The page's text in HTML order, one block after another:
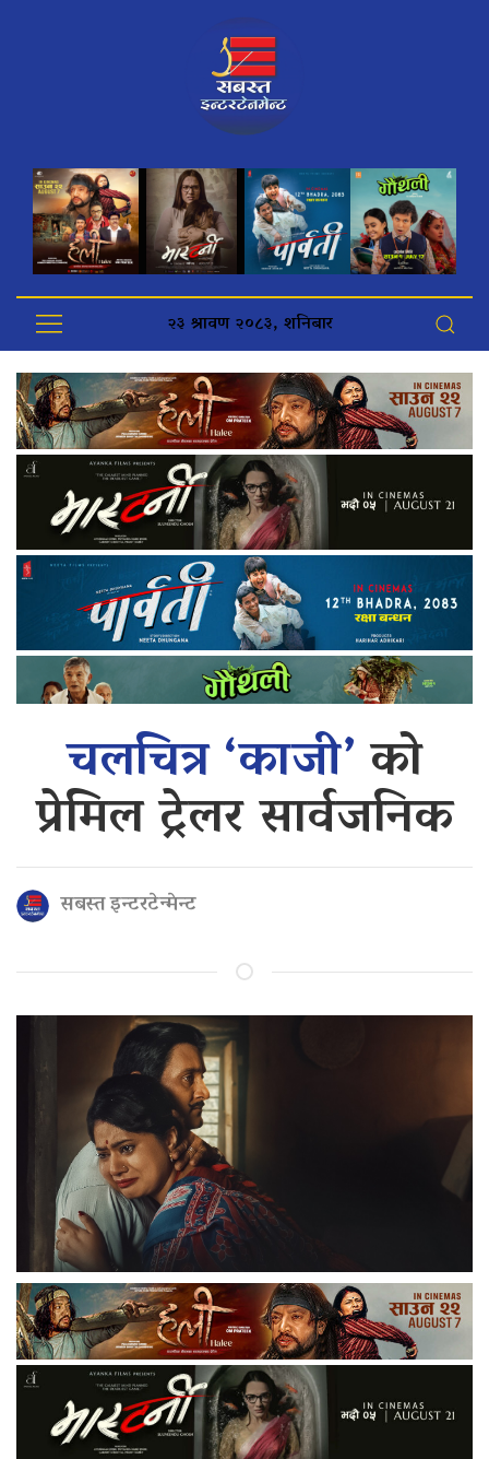
२३ श्रावण २०८३, शनिबार
चलचित्र ‘काजी’को
प्रेमिल ट्रेलर सार्वजनिक
सबस्त इन्टरटेन्मेन्ट